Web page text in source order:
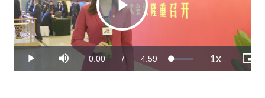
Play
Video
Play Mute Current
0:00 / Duration
4:59 Loaded
15.62%
1xPlayback
Rate
in-